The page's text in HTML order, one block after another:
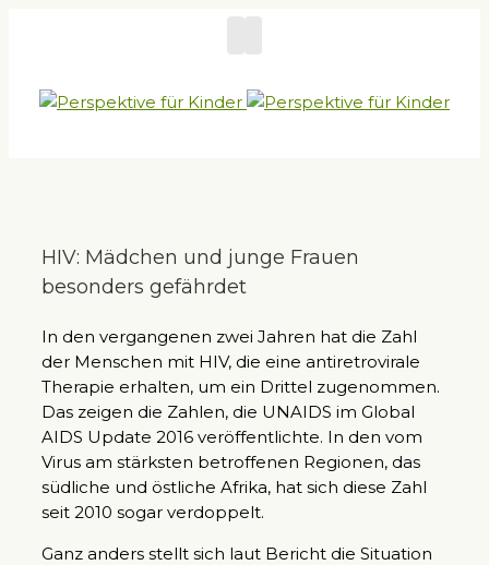
HIV: Mädchen und junge Frauen
besonders gefährdet
In den vergangenen zwei Jahren hat die Zahl
der Menschen mit HIV, die eine antiretrovirale
Therapie erhalten, um ein Drittel zugenommen.
Das zeigen die Zahlen, die UNAIDS im Global
AIDS Update 2016 veröffentlichte. In den vom
Virus am stärksten betroffenen Regionen, das
südliche und östliche Afrika, hat sich diese Zahl
seit 2010 sogar verdoppelt.
Ganz anders stellt sich laut Bericht die Situation